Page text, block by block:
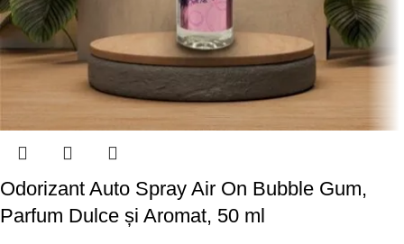
Odorizant Auto Spray Air On Bubble Gum,
Parfum Dulce și Aromat, 50 ml